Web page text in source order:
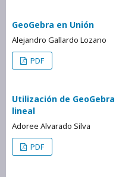
GeoGebra en Unión
Alejandro Gallardo Lozano
PDF
Utilización de
lineal
Adoree Alvarado Silva
PDF